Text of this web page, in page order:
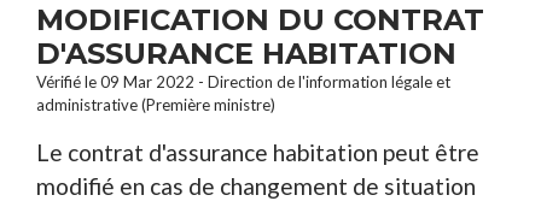
MODIFICATION DU CONTRAT
D'ASSURANCE HABITATION
Vérifié le 09 Mar 2022 - Direction de l'information légale et
administrative (Première ministre)
Le contrat d'assurance habitation peut être
modifié en cas de changement de situation